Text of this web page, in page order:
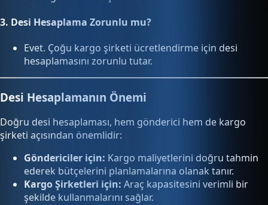
3. Desi Hesaplama Zorunlu mu?
Evet. Çoğu kargo şirketi ücretlendirme için desi
hesaplamasını zorunlu tutar.
Desi Hesaplamanın Önemi
Doğru desi hesaplaması, hem gönderici hem de kargo
şirketi açısından önemlidir:
Göndericiler için: Kargo maliyetlerini doğru tahmin
ederek bütçelerini planlamalarına olanak tanır.
Kargo Şirketleri için: Araç kapasitesini verimli bir
şekilde kullanmalarını sağlar.